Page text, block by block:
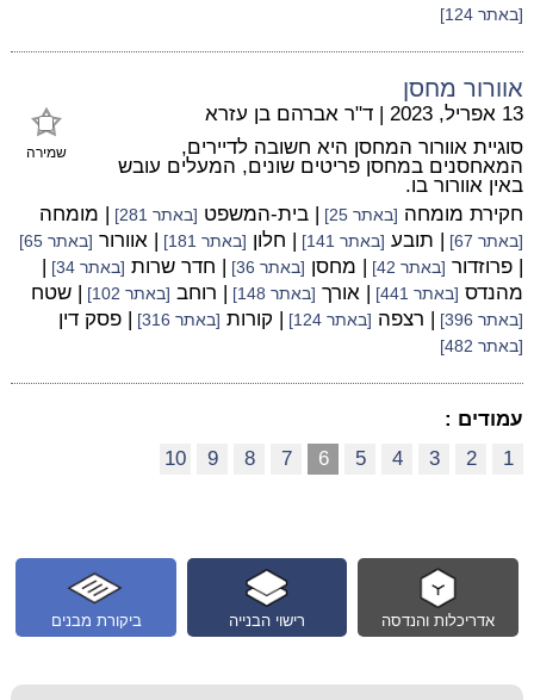
[באתר 124]
אוורור מחסן
שמירה
13 אפריל, 2023 | ד"ר אברהם בן עזרא
סוגיית אוורור המחסן היא חשובה לדיירים,
המאחסנים במחסן פריטים שונים, המעלים עובש
באין אוורור בו.
חקירת מומחה [באתר 25] | בית-המשפט [באתר 281] | מומחה
[באתר 67] | תובע [באתר 141] | חלון [באתר 181] | אוורור [באתר 65]
| פרוזדור [באתר 42] | מחסן [באתר 36] | חדר שרות [באתר 34]
|
מהנדס [באתר 441] | אורך [באתר 148] | רוחב [באתר 102] | שטח
[באתר 396] | רצפה [באתר 124] | קורות [באתר 316] | פסק דין
[באתר 482]
עמודים :
1
2
3
4
5
6
7
8
9
10
ביקורת מבנים רישוי הבנייה אדריכלות והנדסה